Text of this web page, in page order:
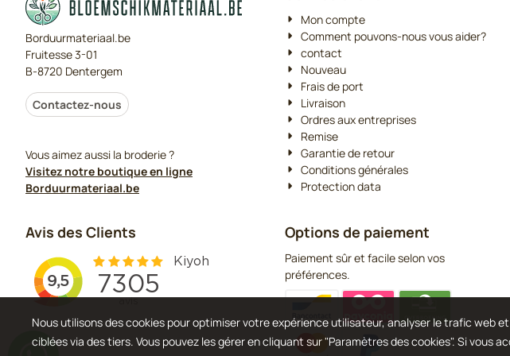
Borduurmateriaal.be
Fruitesse 3-01
B-8720 Dentergem
Contactez-nous
Vous aimez aussi la broderie ?
Visitez notre boutique en ligne
Borduurmateriaal.be
Mon compte
Comment pouvons-nous vous aider?
contact
Nouveau
Frais de port
Livraison
Ordres aux entreprises
Remise
Garantie de retour
Conditions générales
Protection data
Avis des Clients Options de paiement
Paiement sûr et facile selon vos
préférences.
Nous utilisons des cookies pour optimiser votre expérience utilisateur, analyser le trafic web
ciblées via des tiers. Vous pouvez les gérer en cliquant sur "Paramètres des cookies". Si vous